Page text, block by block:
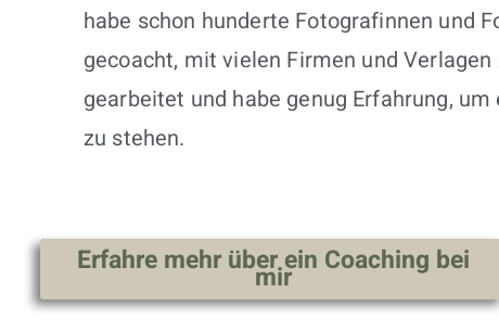
habe schon hunderte Fotografinnen und
gecoacht, mit vielen Firmen und
gearbeitet und habe genug Erfahrung, um
zu stehen.
Erfahre mehr über ein Coaching bei
mir